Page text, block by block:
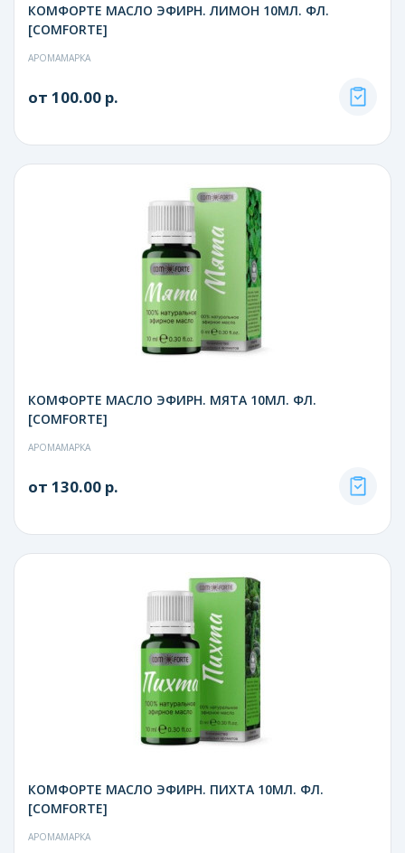
КОМФОРТЕ МАСЛО ЭФИРН. ЛИМОН 10МЛ. ФЛ.
[COMFORTE]
АРОМАМАРКА
от 100.00 р.
КОМФОРТЕ МАСЛО ЭФИРН. МЯТА 10МЛ. ФЛ.
[COMFORTE]
АРОМАМАРКА
от 130.00 р.
КОМФОРТЕ МАСЛО ЭФИРН. ПИХТА 10МЛ. ФЛ.
[COMFORTE]
АРОМАМАРКА